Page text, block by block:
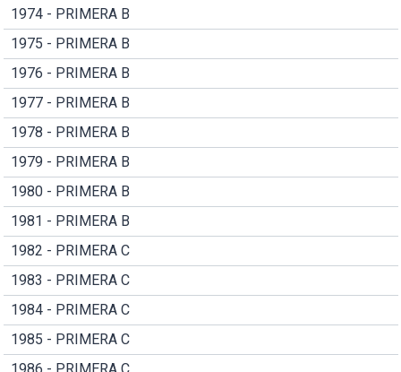
1974 - PRIMERA B
1975 - PRIMERA B
1976 - PRIMERA B
1977 - PRIMERA B
1978 - PRIMERA B
1979 - PRIMERA B
1980 - PRIMERA B
1981 - PRIMERA B
1982 - PRIMERA C
1983 - PRIMERA C
1984 - PRIMERA C
1985 - PRIMERA C
1986 - PRIMERA C